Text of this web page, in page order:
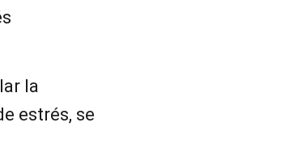
la
estrés, se